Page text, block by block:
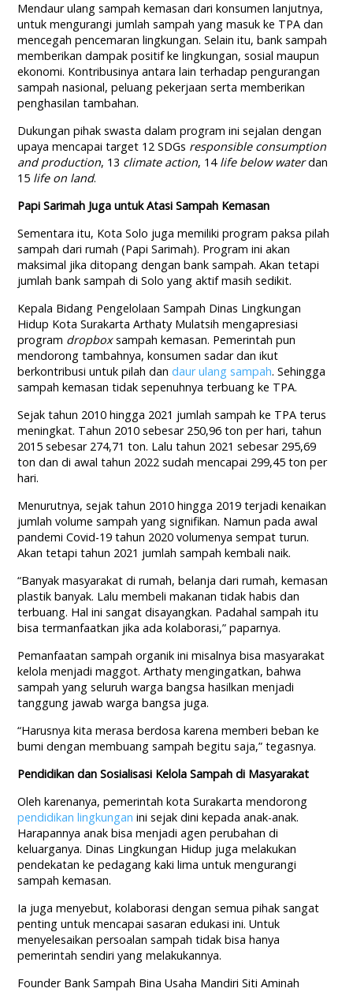
Mendaur ulang sampah kemasan dari konsumen lanjutnya,
untuk mengurangi jumlah sampah yang masuk ke TPA dan
mencegah pencemaran lingkungan. Selain itu, bank sampah
memberikan dampak positif ke lingkungan, sosial maupun
ekonomi. Kontribusinya antara lain terhadap pengurangan
sampah nasional, peluang pekerjaan serta memberikan
penghasilan tambahan.
Dukungan pihak swasta dalam program ini sejalan dengan
upaya mencapai target 12 SDGs responsible consumption
and production, 13 climate action, 14 life below waterdan
15 life on land.
Papi Sarimah Juga untuk Atasi Sampah Kemasan
Sementara itu, Kota Solo juga memiliki program paksa pilah
sampah dari rumah (Papi Sarimah). Program ini akan
maksimal jika ditopang dengan bank sampah. Akan tetapi
jumlah bank sampah di Solo yang aktif masih sedikit.
Kepala Bidang Pengelolaan Sampah Dinas Lingkungan
Hidup Kota Surakarta Arthaty Mulatsih mengapresiasi
program dropboxsampah kemasan. Pemerintah pun
mendorong tambahnya, konsumen sadar dan ikut
berkontribusi untuk pilah dandaur ulang sampah. Sehingga
sampah kemasan tidak sepenuhnya terbuang ke TPA.
Sejak tahun 2010 hingga 2021 jumlah sampah ke TPA terus
meningkat. Tahun 2010 sebesar 250,96 ton per hari, tahun
2015 sebesar 274,71 ton. Lalu tahun 2021 sebesar 295,69
ton dan di awal tahun 2022 sudah mencapai 299,45 ton per
hari.
Menurutnya, sejak tahun 2010 hingga 2019 terjadi kenaikan
jumlah volume sampah yang signifikan. Namun pada awal
pandemi Covid-19 tahun 2020 volumenya sempat turun.
Akan tetapi tahun 2021 jumlah sampah kembali naik.
“Banyak masyarakat di rumah, belanja dari rumah, kemasan
plastik banyak. Lalu membeli makanan tidak habis dan
terbuang. Hal ini sangat disayangkan. Padahal sampah itu
bisa termanfaatkan jika ada kolaborasi,” paparnya.
Pemanfaatan sampah organik ini misalnya bisa masyarakat
kelola menjadi maggot. Arthaty mengingatkan, bahwa
sampah yang seluruh warga bangsa hasilkan menjadi
tanggung jawab warga bangsa juga.
“Harusnya kita merasa berdosa karena memberi beban ke
bumi dengan membuang sampah begitu saja,” tegasnya.
Pendidikan dan Sosialisasi Kelola Sampah di Masyarakat
Oleh karenanya, pemerintah kota Surakarta mendorong
pendidikan lingkungan ini sejak dini kepada anak-anak.
Harapannya anak bisa menjadi agen perubahan di
keluarganya. Dinas Lingkungan Hidup juga melakukan
pendekatan ke pedagang kaki lima untuk mengurangi
sampah kemasan.
Ia juga menyebut, kolaborasi dengan semua pihak sangat
penting untuk mencapai sasaran edukasi ini. Untuk
menyelesaikan persoalan sampah tidak bisa hanya
pemerintah sendiri yang melakukannya.
Founder Bank Sampah Bina Usaha Mandiri Siti Aminah